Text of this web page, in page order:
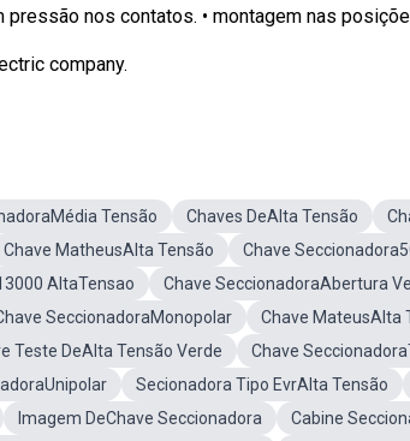
nos contatos. • montagem nas
company.
Tensão Chaves DeAlta Tensão
Chave MatheusAlta Tensão
Chave
AltaTensao
Chave SeccionadoraAbertura
SeccionadoraMonopolar
Chave MateusAlta
Teste DeAlta Tensão Verde Chave
Secionadora Tipo EvrAlta Tensão
Imagem DeChave Seccionadora
Cabine